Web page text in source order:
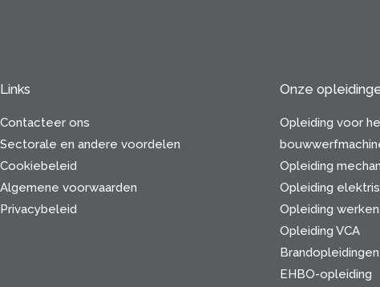
Links
Contacteer ons
Sectorale en andere voordelen
Cookiebeleid
Algemene voorwaarden
Privacybeleid
Onze
Opleiding voor
Opleiding
Opleiding
Opleiding
Opleiding VCA
EHBO-opleiding